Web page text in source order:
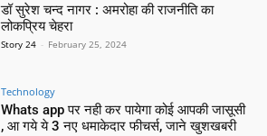
डॉ सुरेश चन्द नागर : अमरोहा की राजनीति का
लोकप्रिय चेहरा
Story 24 - February 25, 2024
Technology
Whats app पर नही कर पायेगा कोई आपकी जासूसी
, आ गये ये 3 नए धमाकेदार फीचर्स, जाने खुशखबरी